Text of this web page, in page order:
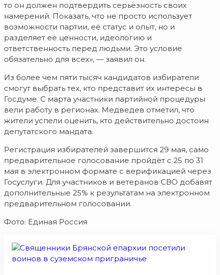
то он должен подтвердить серьёзность своих
намерений. Показать, что не просто использует
возможности партии, её статус и опыт, но и
разделяет её ценности, идеологию и
ответственность перед людьми. Это условие
обязательно для всех», — заявил он.
Из более чем пяти тысяч кандидатов избиратели
смогут выбрать тех, кто представит их интересы в
Госдуме. С марта участники партийной процедуры
вели работу в регионах. Медведев отметил, что
жители успели оценить, кто действительно достоин
депутатского мандата.
Регистрация избирателей завершится 29 мая, само
предварительное голосование пройдёт с 25 по 31
мая в электронном формате с верификацией через
Госуслуги. Для участников и ветеранов СВО добавят
дополнительные 25% к результатам на электронном
предварительном голосовании.
Фото: Единая Россия